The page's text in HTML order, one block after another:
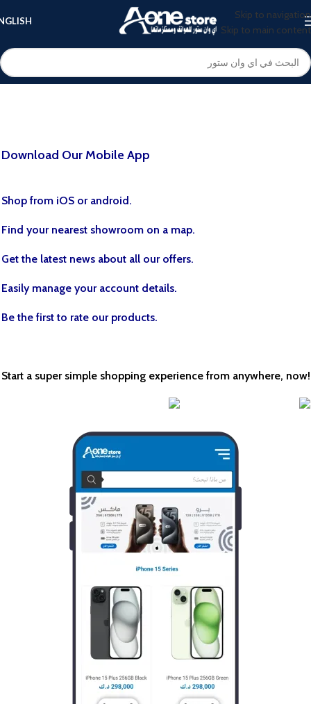
Skip to navigation
Skip to main content
Download Our Mobile App
.Shop from iOS or android
.Find your nearest showroom on a map
.Get the latest news about all our offers
.Easily manage your account details
.Be the first to rate our products
!Start a super simple shopping experience from anywhere, now